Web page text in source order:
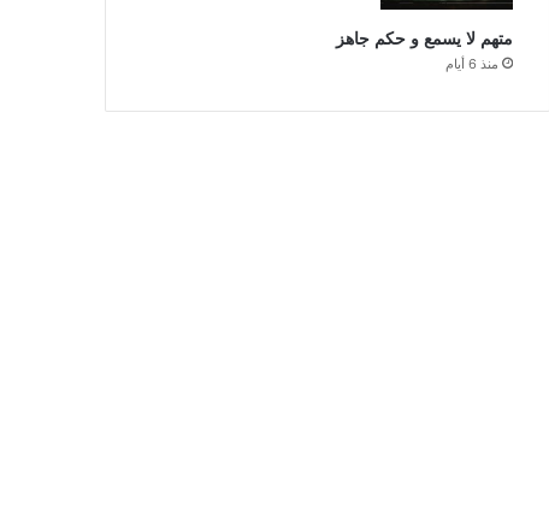
متهم لا يسمع و حكم جاهز
منذ 6 أيام